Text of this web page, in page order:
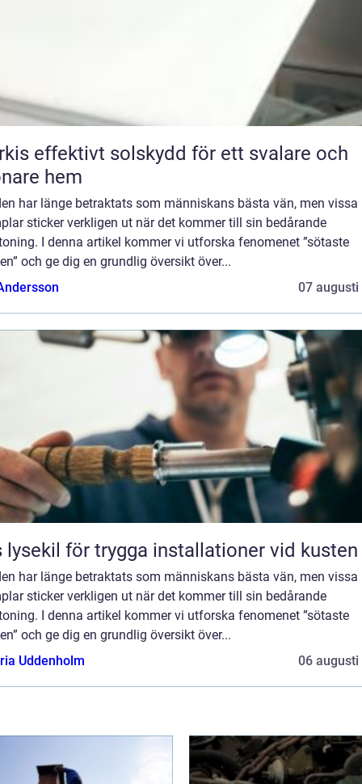
för ett svalare och
hem
har länge betraktats som människans bästa vän, men vissa
sticker verkligen ut när det kommer till sin bedårande
I denna artikel kommer vi utforska fenomenet ”sötaste
och ge dig en grundlig översikt över...
07 augusti
lysekil för trygga installationer vid kusten
har länge betraktats som människans bästa vän, men vissa
sticker verkligen ut när det kommer till sin bedårande
I denna artikel kommer vi utforska fenomenet ”sötaste
och ge dig en grundlig översikt över...
Uddenholm
06 augusti